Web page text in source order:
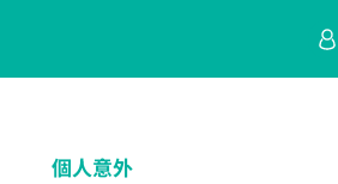
個人意外